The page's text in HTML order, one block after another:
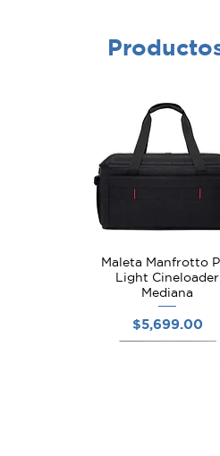
Vista rápida
Maleta Manfrotto
Light Cineloader
Mediana
Precio
$5,699.00